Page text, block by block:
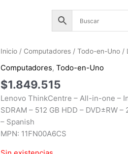
Inicio / Computadores /Todo-en-Uno /
Computadores,Todo-en-Uno
$1.849.515
Lenovo ThinkCentre – All-in-one –
SDRAM – 512 GB HDD – DVD±RW
– Spanish
MPN: 11FN00A6CS